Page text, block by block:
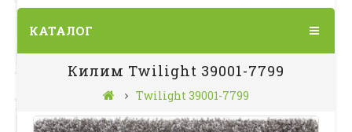
КАТАЛОГ
Килим Twilight 39001-7799
Twilight 39001-7799